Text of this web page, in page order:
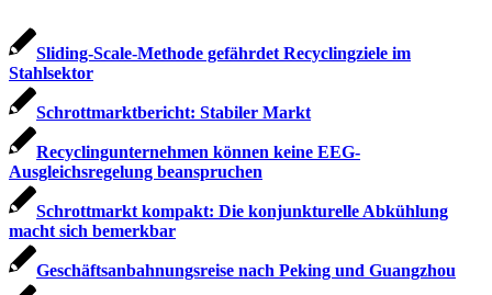
Sliding-Scale-Methode gefährdet Recyclingziele im
Stahlsektor
Schrottmarktbericht: Stabiler Markt
Recyclingunternehmen können keine EEG-
Ausgleichsregelung beanspruchen
Schrottmarkt kompakt: Die konjunkturelle Abkühlung
macht sich bemerkbar
Geschäftsanbahnungsreise nach Peking und Guangzhou